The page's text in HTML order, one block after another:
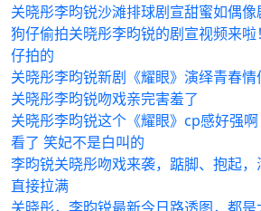
关晓彤李昀锐沙滩排球剧宣甜蜜如偶像
狗仔偷拍关晓彤李昀锐的剧宣视频来
仔拍的
关晓彤李昀锐新剧《耀眼》演绎青春情
关晓彤李昀锐吻戏亲完害羞了
关晓彤李昀锐这个《耀眼》cp感好强
看了 笑妃不是白叫的
李昀锐关晓彤吻戏来袭，踮脚、抱起
直接拉满